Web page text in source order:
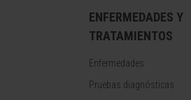
ENFERMEDADES Y
TRATAMIENTOS
Enfermedades
Pruebas diagnósticas